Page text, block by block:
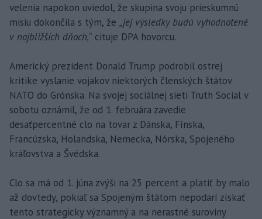
velenia napokon uviedol, že skupina svoju prieskumnú
misiu dokončila s tým, že „jej výsledky budú vyhodnotené
v najbližších dňoch,“ cituje DPA hovorcu.
Americký prezident Donald Trump podrobil ostrej
kritike vyslanie vojakov niektorých členských štátov
NATO do Grónska. Na svojej sociálnej sieti Truth Social v
sobotu oznámil, že od 1. februára zavedie
desaťpercentné clo na tovar z Dánska, Fínska,
Francúzska, Holandska, Nemecka, Nórska, Spojeného
kráľovstva a Švédska.
Clo sa má od 1. júna zvýši na 25 percent a platiť by malo
až dovtedy, pokiaľ sa Spojeným štátom nepodarí získať
tento strategicky významný a na nerastné suroviny